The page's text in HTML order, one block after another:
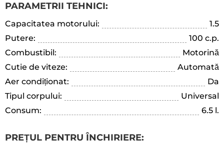
PARAMETRII TEHNICI:
Capacitatea motorului:
1.5
Putere:
100 c.p.
Combustibil:
Motorină
Cutie de viteze:
Automată
Aer condiționat:
Da
Tipul corpului:
Universal
Consum:
6.5 l.
PREȚUL PENTRU ÎNCHIRIERE: